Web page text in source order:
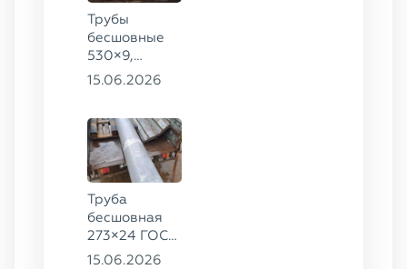
Трубы
бесшовные
530×9,
530×10 ст.
15.06.2026
Труба
бесшовная
273×24 ГОСТ
9941-81 сталь
15.06.2026